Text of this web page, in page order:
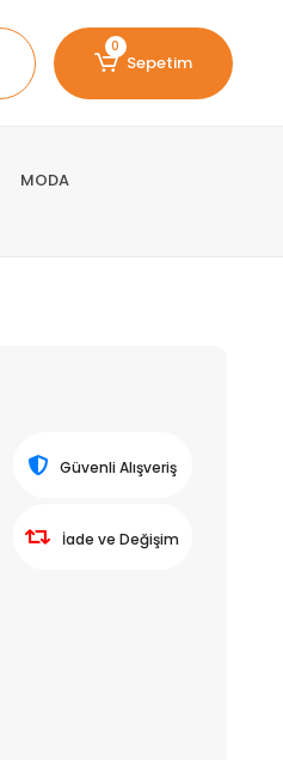
0
Sepetim
MODA
Güvenli Alışveriş
İade ve Değişim